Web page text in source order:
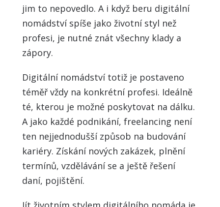
jim to nepovedlo. A i když beru digitální
nomádství spíše jako životní styl než
profesi, je nutné znát všechny klady a
zápory.
Digitální nomádství totiž je postaveno
téměř vždy na konkrétní profesi. Ideálně
té, kterou je možné poskytovat na dálku.
A jako každé podnikání, freelancing není
ten nejjednodušší způsob na budování
kariéry. Získání nových zakázek, plnění
termínů, vzdělávání se a ještě řešení
daní, pojištění.